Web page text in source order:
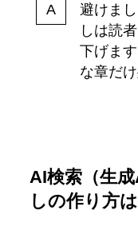
避けま
しは読
下げま
な章だけ
AI検索（生
しの作り方